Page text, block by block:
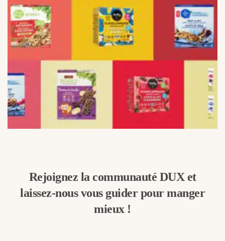
Rejoignez la communauté DUX et
laissez-nous vous guider pour manger
mieux !